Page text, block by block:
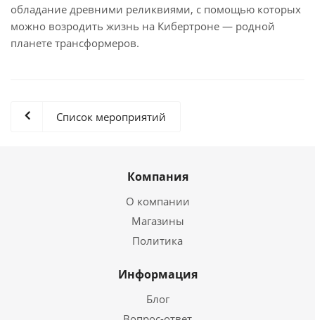
обладание древними реликвиями, с помощью которых
можно возродить жизнь на Кибертроне — родной
планете трансформеров.
Список мероприятий
Компания
О компании
Магазины
Политика
Информация
Блог